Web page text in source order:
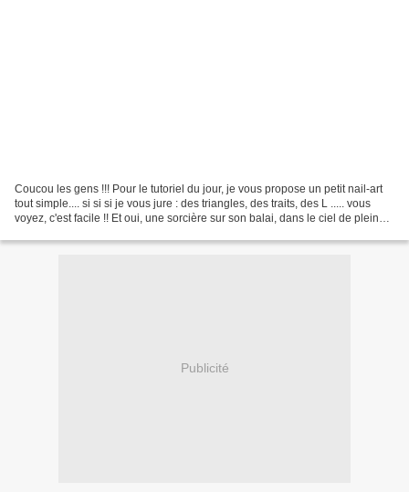
Coucou les gens !!! Pour le tutoriel du jour, je vous propose un petit nail-art
tout simple.... si si si je vous jure : des triangles, des traits, des L ..... vous
voyez, c'est facile !! Et oui, une sorcière sur son balai, dans le ciel de pleine
Publicité